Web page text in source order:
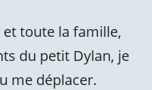
toute la famille,
du petit Dylan, je
me déplacer.